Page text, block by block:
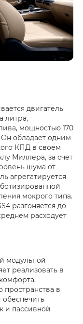
двигатель
литра,
мощностью 170
обладает одним
КПД в своем
Миллера, за счет
шума от
агрегатируется
мокрого типа.
разгоняется до
расходует
модульной
реализовать в
в
и пассивной